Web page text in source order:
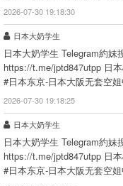
2026-07-30 19:18:30
日本大奶学生
日本大奶学生 Telegram約妹
https://t.me/jptd847utpp 日
#日本东京-日本大阪无套空
2026-07-30 19:18:25
日本大奶学生
日本大奶学生 Telegram約妹
https://t.me/jptd847utpp 日
#日本东京-日本大阪无套空